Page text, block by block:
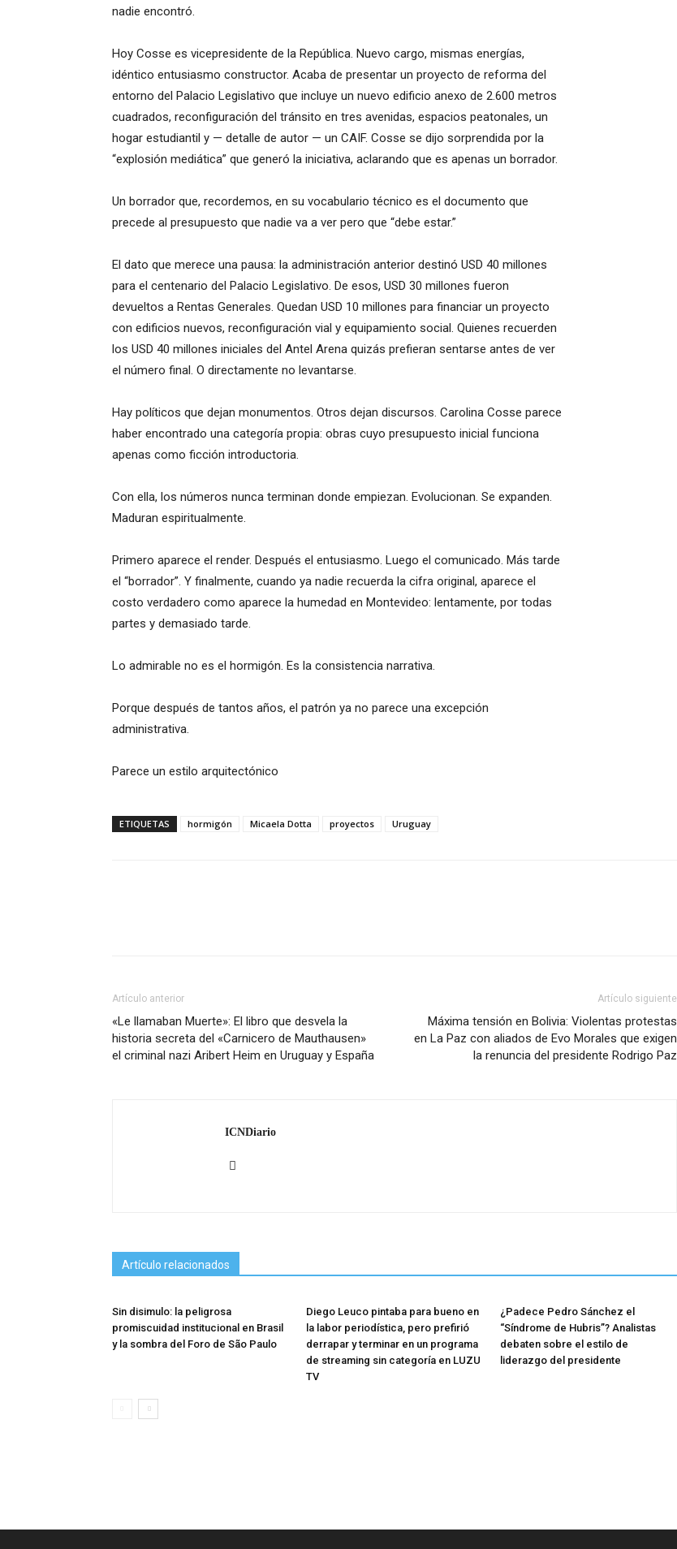
nadie encontró.
Hoy Cosse es vicepresidente de la República. Nuevo cargo, mismas energías,
idéntico entusiasmo constructor. Acaba de presentar un proyecto de reforma del
entorno del Palacio Legislativo que incluye un nuevo edificio anexo de 2.600 metros
cuadrados, reconfiguración del tránsito en tres avenidas, espacios peatonales, un
hogar estudiantil y — detalle de autor — un CAIF. Cosse se dijo sorprendida por la
“explosión mediática” que generó la iniciativa, aclarando que es apenas un borrador.
Un borrador que, recordemos, en su vocabulario técnico es el documento que
precede al presupuesto que nadie va a ver pero que “debe estar.”
El dato que merece una pausa: la administración anterior destinó USD 40 millones
para el centenario del Palacio Legislativo. De esos, USD 30 millones fueron
devueltos a Rentas Generales. Quedan USD 10 millones para financiar un proyecto
con edificios nuevos, reconfiguración vial y equipamiento social. Quienes recuerden
los USD 40 millones iniciales del Antel Arena quizás prefieran sentarse antes de ver
el número final. O directamente no levantarse.
Hay políticos que dejan monumentos. Otros dejan discursos. Carolina Cosse parece
haber encontrado una categoría propia: obras cuyo presupuesto inicial funciona
apenas como ficción introductoria.
Con ella, los números nunca terminan donde empiezan. Evolucionan. Se expanden.
Maduran espiritualmente.
Primero aparece el render. Después el entusiasmo. Luego el comunicado. Más tarde
el “borrador”. Y finalmente, cuando ya nadie recuerda la cifra original, aparece el
costo verdadero como aparece la humedad en Montevideo: lentamente, por todas
partes y demasiado tarde.
Lo admirable no es el hormigón. Es la consistencia narrativa.
Porque después de tantos años, el patrón ya no parece una excepción
administrativa.
Parece un estilo arquitectónico
ETIQUETAS hormigón Micaela Dotta proyectos Uruguay
Artículo anterior
«Le llamaban Muerte»: El libro que desvela la
historia secreta del «Carnicero de Mauthausen»
el criminal nazi Aribert Heim en Uruguay y España
Artículo siguiente
Máxima tensión en Bolivia: Violentas protestas
en La Paz con aliados de Evo Morales que exigen
la renuncia del presidente Rodrigo Paz
ICNDiario
Artículo relacionados
Sin disimulo: la peligrosa
promiscuidad institucional en Brasil
y la sombra del Foro de São Paulo
Diego Leuco pintaba para bueno en
la labor periodística, pero prefirió
derrapar y terminar en un programa
de streaming sin categoría en LUZU
TV
¿Padece Pedro Sánchez el
“Síndrome de Hubris”? Analistas
debaten sobre el estilo de
liderazgo del presidente